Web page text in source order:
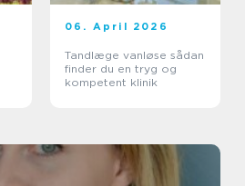
06. April 2026
Tandlæge vanløse sådan
finder du en tryg og
kompetent klinik